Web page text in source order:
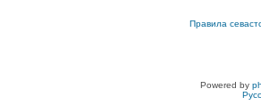
Правила
Powered by